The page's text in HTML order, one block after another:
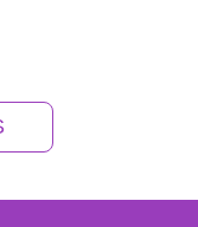
Ens ajustem al
i festa del